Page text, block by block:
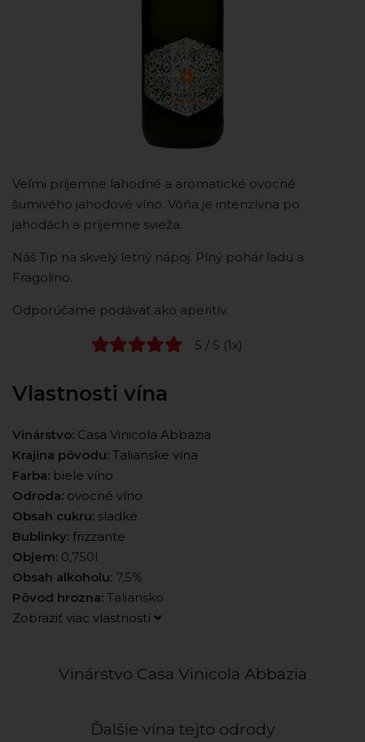
Veľmi príjemne lahodné a aromatické ovocné
šumivého jahodové víno. Vôňa je intenzívna po
jahodách a príjemne svieža.
Náš Tip na skvelý letný nápoj. Plný pohár ľadu a
Fragolino.
Odporúčame podávať ako aperitív.
5 / 5 (1x)
Vlastnosti vína
Vinárstvo: Casa Vinicola Abbazia
Krajina pôvodu: Talianske vína
Farba: biele víno
Odroda: ovocné víno
Obsah cukru: sladké
Bublinky: frizzante
Objem: 0,750l
Obsah alkoholu: 7,5%
Pôvod hrozna: Taliansko
Zobraziť viac vlastností
Vinárstvo Casa Vinicola Abbazia
Ďalšie vína tejto odrody